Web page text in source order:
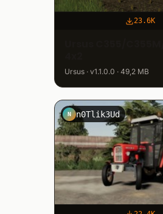
23.6K
Ursus · v1.1.0.0 · 49,2 MB
N n0Tlik3Ud